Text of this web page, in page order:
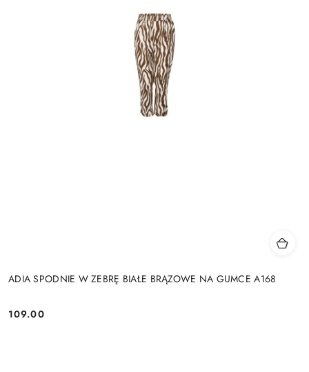
ADIA SPODNIE W ZEBRĘ BIAŁE BRĄZOWE NA GUMCE A168
Cena:
109.00